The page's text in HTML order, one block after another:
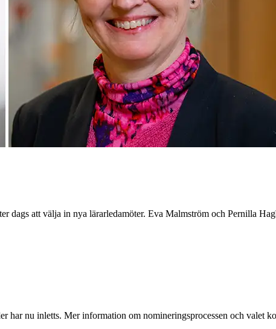
dags att välja in nya lärarledamöter. Eva Malmström och Pernilla
har nu inletts. Mer information om nomineringsprocessen och valet